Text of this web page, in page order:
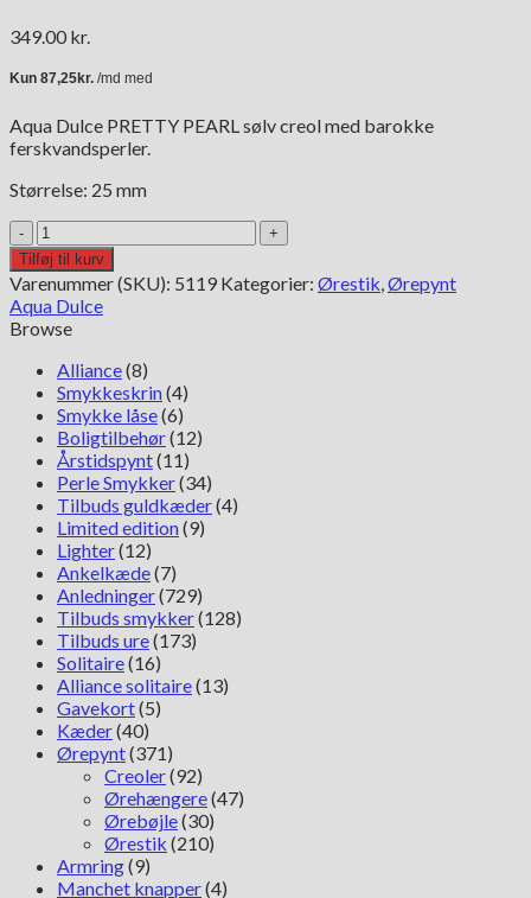
349.00 kr.
Aqua Dulce PRETTY PEARL sølv creol med barokke
ferskvandsperler.
Størrelse: 25 mm
Aqua
Dulce
PRETTY
PEARL
sølv
creol
5119
antal
Tilføj til kurv
Varenummer (SKU): 5119 Kategorier: Ørestik,Ørepynt
Aqua Dulce
Browse
Alliance(8)
Smykkeskrin(4)
Smykke låse(6)
Boligtilbehør(12)
Årstidspynt(11)
Perle Smykker(34)
Tilbuds guldkæder(4)
Limited edition(9)
Lighter(12)
Ankelkæde(7)
Anledninger(729)
Tilbuds smykker(128)
Tilbuds ure(173)
Solitaire(16)
Alliance solitaire(13)
Gavekort(5)
Kæder(40)
Ørepynt(371)
Creoler(92)
Ørehængere(47)
Ørebøjle(30)
Ørestik (210)
Armring(9)
Manchet knapper(4)